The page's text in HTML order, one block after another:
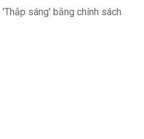
sáng' bằng chính sách